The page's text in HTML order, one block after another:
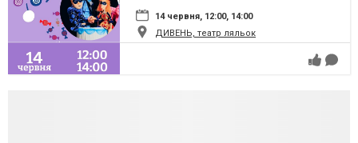
14 червня, 12:00, 14:00
ДИВЕНЬ, театр ляльок